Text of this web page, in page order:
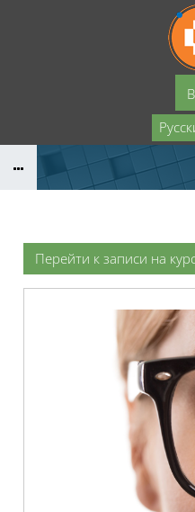
Перейти к основному
Перейти к записи на